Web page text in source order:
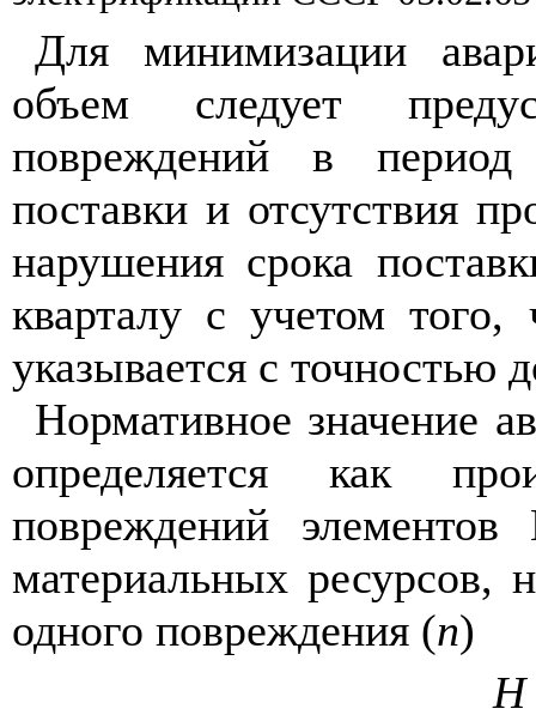
Для минимизации
объем следует
повреждений в
поставки и отсутствия
нарушения срока
кварталу с учетом того,
указывается с точностью
Нормативное значение
определяется как
повреждений
материальных ресурсов,
одного повреждения (n)
Н